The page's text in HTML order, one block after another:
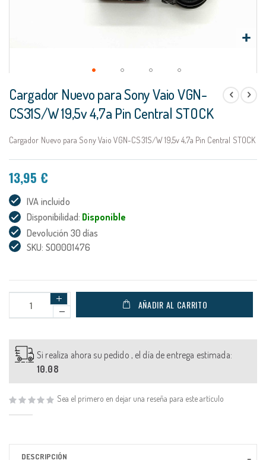
al
comienzo
de
galería
Cargador Nuevo para Sony Vaio VGN-
CS31S/W 19,5v 4,7a Pin Central STOCK
Cargador Nuevo para Sony Vaio VGN-CS31S/W 19,5v 4,7a Pin Central STOCK
13,95 €
IVA incluido
Disponibilidad: Disponible
Devolución 30 días
SKU: SO0001476
AÑADIR AL CARRITO
Si realiza ahora su pedido , el día de entrega estimada:
10.08
Sea el primero en dejar una reseña para este artículo
DESCRIPCIÓN